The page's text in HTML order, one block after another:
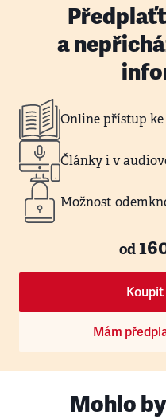
a
Online přístup
Články i v
Možnost
od
Mám
Mohlo